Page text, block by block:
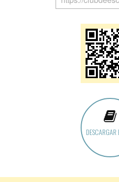
DESCARGAR